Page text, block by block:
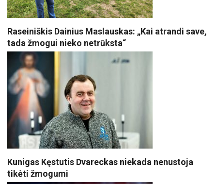
Raseiniškis Dainius Maslauskas: „Kai atrandi save,
tada žmogui nieko netrūksta“
Kunigas Kęstutis Dvareckas niekada nenustoja
tikėti žmogumi